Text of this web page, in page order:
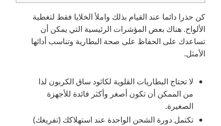
كن حذرا دائما عند القيام بذلك واملأ الخلايا فقط لتغطية
الألواح. هناك بعض المؤشرات الرئيسية التي يمكن أن
تساعدك على الحفاظ على صحة البطارية وتناسب أدائها
الأمثل.
لا تحتاج البطاريات القلوية لكاثود ساق الكربون لذا
من الممكن أن تكون أصغر وأكثر فائدة للأجهزة
الصغيرة.
تكتمل دورة الشحن الواحدة عند استهلاكك (تفريغك)